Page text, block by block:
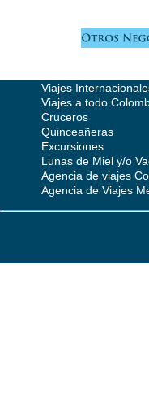
Viajes
Viajes a todo
Cruceros
Quinceañeras
Excursiones
Lunas de Miel y/o
Agencia de viajes
Agencia de Viajes